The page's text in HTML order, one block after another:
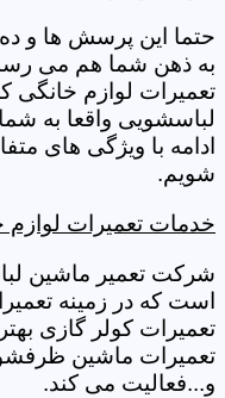
حتما این پرسش ها و
به ذهن شما هم می
تعمیرات لوازم خانگی
لباسشویی واقعا به
ادامه با ویژگی های
شویم.
خدمات تعمیرات لوازم
شرکت تعمیر ماشین
است که در زمینه
تعمیرات کولر گازی
تعمیرات ماشین
و...فعالیت می کند.